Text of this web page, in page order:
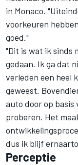
in Monaco.
voorkeuren
goed."
"Dit is wat ik sinds
gedaan. Ik ga dat
verleden een heel
geweest.
auto door op
proberen. Het
dus ik blijf
Perceptie